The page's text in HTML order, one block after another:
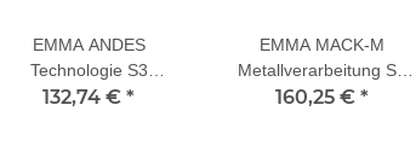
EMMA ANDES
Technologie S3
Sicherheitsschuhe
132,74 € *
EMMA MACK-M
Metallverarbeitung S3
Sicherheitsschuhe
160,25 € *